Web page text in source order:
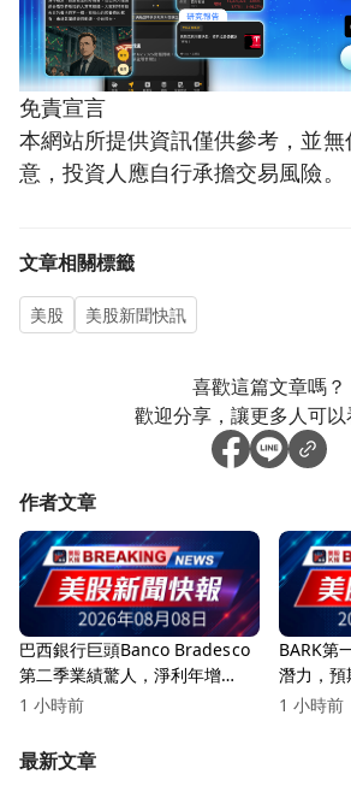
免責宣言
本網站所提供資訊僅供參考，並無
意，投資人應自行承擔交易風險。
文章相關標籤
美股 美股新聞快訊
喜歡這篇文章嗎？
歡迎分享，讓更多人可以
作者文章
巴西銀行巨頭Banco Bradesco
第二季業績驚人，淨利年增
16.2%！
1 小時前
BARK第
潛力，
績！
1 小時前
最新文章